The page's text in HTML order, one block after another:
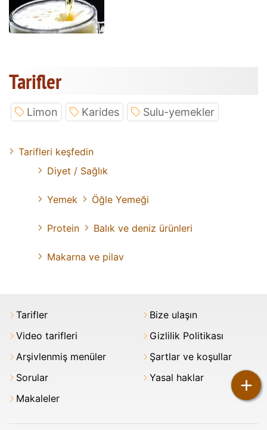
+
Tarifler
Limon Karides Sulu-yemekler
Tarifleri keşfedin
Diyet / Sağlık
Yemek Öğle Yemeği
Protein Balık ve deniz ürünleri
Makarna ve pilav
Tarifler
Video tarifleri
Arşivlenmiş menüler
Sorular
Makaleler
Bize ulaşın
Gizlilik Politikası
Şartlar ve koşullar
Yasal haklar